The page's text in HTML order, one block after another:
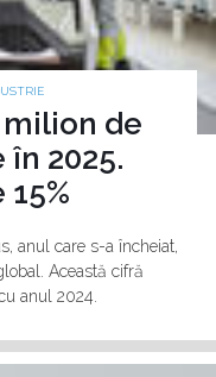
de
2025.
anul care s-a încheiat,
Această cifră
anul 2024.